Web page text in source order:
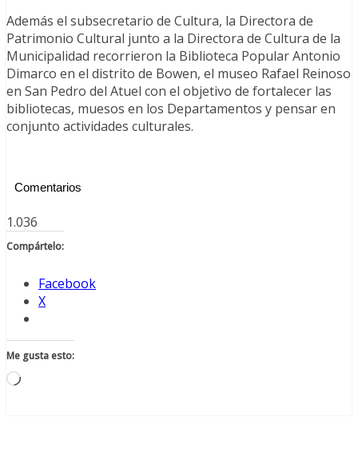
Además el subsecretario de Cultura, la Directora de
Patrimonio Cultural junto a la Directora de Cultura de la
Municipalidad recorrieron la Biblioteca Popular Antonio
Dimarco en el distrito de Bowen, el museo Rafael Reinoso
en San Pedro del Atuel con el objetivo de fortalecer las
bibliotecas, muesos en los Departamentos y pensar en
conjunto actividades culturales.
Comentarios
1.036
Compártelo:
Facebook
X
Me gusta esto:
Cargando...